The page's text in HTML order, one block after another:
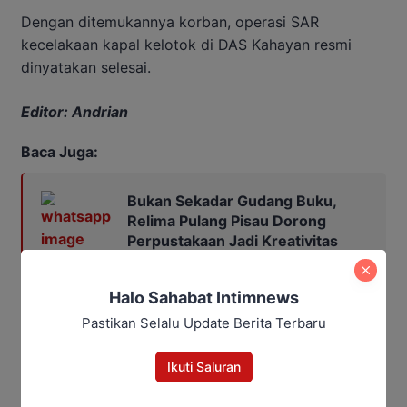
Dengan ditemukannya korban, operasi SAR
kecelakaan kapal kelotok di DAS Kahayan resmi
dinyatakan selesai.
Editor: Andrian
Baca Juga:
Bukan Sekadar Gudang Buku,
Relima Pulang Pisau Dorong
Perpustakaan Jadi Kreativitas
DAS Kahayan Kecelakaan Kelotok Korban meninggal
Halo Sahabat Intimnews
Pastikan Selalu Update Berita Terbaru
Ikuti Saluran